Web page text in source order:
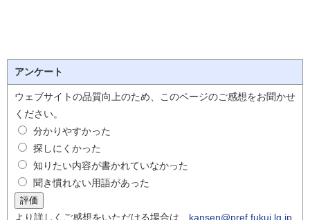
アンケート
ウェブサイトの品質向上のため、このページのご感想をお聞かせ
ください。
分かりやすかった
探しにくかった
知りたい内容が書かれていなかった
聞き慣れない用語があった
より詳しくご感想をいただける場合は、 kansen@pref.fukui.lg.jp